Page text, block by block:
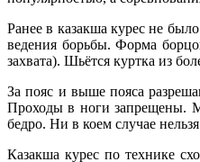
Ранее в казакша курес не
ведения борьбы. Форма
захвата). Шьётся куртка из
За пояс и выше пояса
Проходы в ноги запрещены.
бедро. Ни в коем случае
Казакша курес по технике